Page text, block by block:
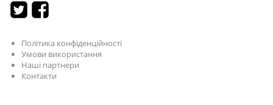
Політика конфіденційності
Умови використання
Наші партнери
Контакти